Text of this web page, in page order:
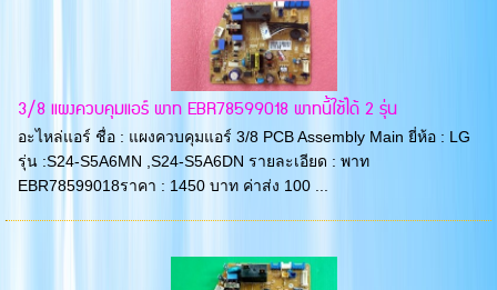
3/8 แผงควบคุมแอร์ พาท EBR78599018 พาทนี้ใช้ได้ 2 รุ่น
อะไหล่แอร์ ชื่อ : แผงควบคุมแอร์ 3/8 PCB Assembly Main ยี่ห้อ : LG
รุ่น :S24-S5A6MN ,S24-S5A6DN รายละเอียด : พาท
EBR78599018ราคา : 1450 บาท ค่าส่ง 100 ...